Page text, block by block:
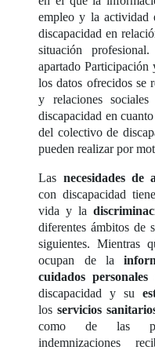
empleo y la actividad
discapacidad en
situación
apartado Participación
los datos ofrecidos se
y relaciones
discapacidad en
del colectivo de
pueden realizar por
Las necesidades de
con discapacidad
vida y la
diferentes ámbitos de
siguientes. Mientras
ocupan de la
cuidados personales
discapacidad y su
los servicios
como de las
indemnizaciones